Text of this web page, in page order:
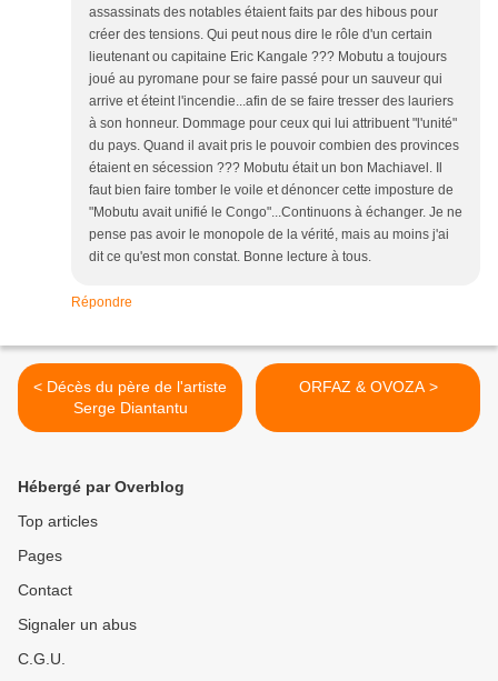
assassinats des notables étaient faits par des hibous pour
créer des tensions. Qui peut nous dire le rôle d'un certain
lieutenant ou capitaine Eric Kangale ??? Mobutu a toujours
joué au pyromane pour se faire passé pour un sauveur qui
arrive et éteint l'incendie...afin de se faire tresser des lauriers
à son honneur. Dommage pour ceux qui lui attribuent "l'unité"
du pays. Quand il avait pris le pouvoir combien des provinces
étaient en sécession ??? Mobutu était un bon Machiavel. Il
faut bien faire tomber le voile et dénoncer cette imposture de
"Mobutu avait unifié le Congo"...Continuons à échanger. Je ne
pense pas avoir le monopole de la vérité, mais au moins j'ai
dit ce qu'est mon constat. Bonne lecture à tous.
Répondre
< Décès du père de l'artiste
Serge Diantantu
ORFAZ & OVOZA >
Hébergé par Overblog
Top articles
Pages
Contact
Signaler un abus
C.G.U.